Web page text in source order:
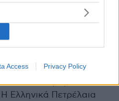
Access Privacy Policy
ανέφερε για τους
Κωνσταντόπουλο:
σοβαρή η προσέγγιση
που στηρίζει και το
έχει και σοβαρό
Ελληνικά Πετρέλαια